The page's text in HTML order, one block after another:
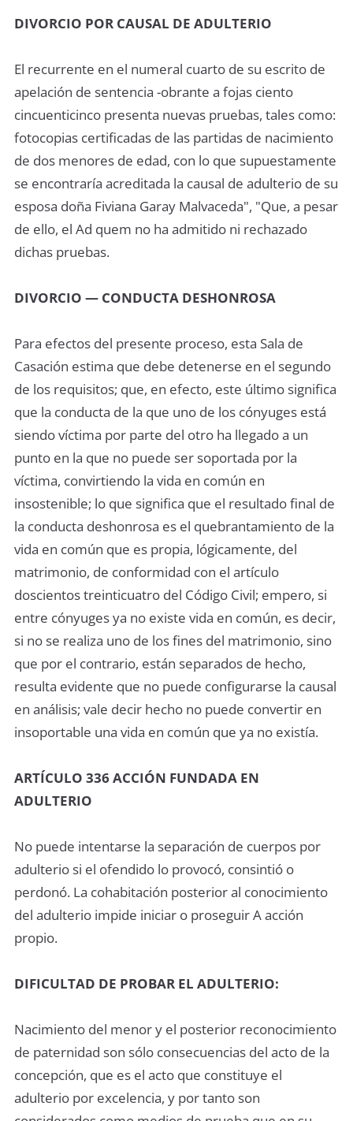
DIVORCIO POR CAUSAL DE ADULTERIO
El recurrente en el numeral cuarto de su escrito de
apelación de sentencia -obrante a fojas ciento
cincuenticinco presenta nuevas pruebas, tales como:
fotocopias certificadas de las partidas de nacimiento
de dos menores de edad, con lo que supuestamente
se encontraría acreditada la causal de adulterio de su
esposa doña Fiviana Garay Malvaceda", "Que, a pesar
de ello, el Ad quem no ha admitido ni rechazado
dichas pruebas.
DIVORCIO — CONDUCTA DESHONROSA
Para efectos del presente proceso, esta Sala de
Casación estima que debe detenerse en el segundo
de los requisitos; que, en efecto, este último significa
que la conducta de la que uno de los cónyuges está
siendo víctima por parte del otro ha llegado a un
punto en la que no puede ser soportada por la
víctima, convirtiendo la vida en común en
insostenible; lo que significa que el resultado final de
la conducta deshonrosa es el quebrantamiento de la
vida en común que es propia, lógicamente, del
matrimonio, de conformidad con el artículo
doscientos treinticuatro del Código Civil; empero, si
entre cónyuges ya no existe vida en común, es decir,
si no se realiza uno de los fines del matrimonio, sino
que por el contrario, están separados de hecho,
resulta evidente que no puede configurarse la causal
en análisis; vale decir hecho no puede convertir en
insoportable una vida en común que ya no existía.
ARTÍCULO 336 ACCIÓN FUNDADA EN
ADULTERIO
No puede intentarse la separación de cuerpos por
adulterio si el ofendido lo provocó, consintió o
perdonó. La cohabitación posterior al conocimiento
del adulterio impide iniciar o proseguir A acción
propio.
DIFICULTAD DE PROBAR EL ADULTERIO:
Nacimiento del menor y el posterior reconocimiento
de paternidad son sólo consecuencias del acto de la
concepción, que es el acto que constituye el
adulterio por excelencia, y por tanto son